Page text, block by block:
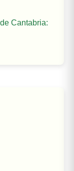
Cantabria: